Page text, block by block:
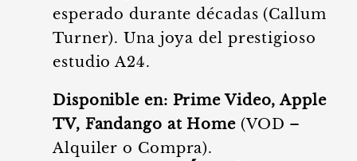
esperado durante décadas (Callum
Turner). Una joya del prestigioso
estudio A24.
Disponible en: Prime Video, Apple
TV, Fandango at Home (VOD –
Alquiler o Compra).